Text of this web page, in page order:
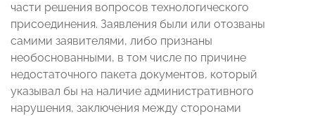
части решения вопросов технологического
присоединения. Заявления были или отозваны
самими заявителями, либо признаны
необоснованными, в том числе по причине
недостаточного пакета документов, который
указывал бы на наличие административного
нарушения, заключения между сторонами